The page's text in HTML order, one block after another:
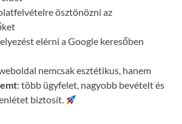
ösztönözni az
elérni a Google keresőben
nemcsak esztétikus, hanem
: több ügyfelet, nagyobb bevételt és
biztosít.